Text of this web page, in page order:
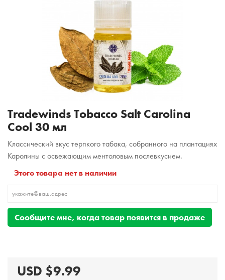
Tradewinds Tobacco Salt Carolina
Cool 30 мл
Классический вкус терпкого табака, собранного на плантациях
Каролины с освежающим ментоловым послевкусием.
Этого товара нет в наличии
Сообщите мне, когда товар появится в продаже
USD $9.99